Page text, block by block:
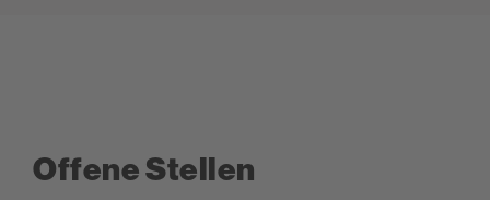
Offene Stellen